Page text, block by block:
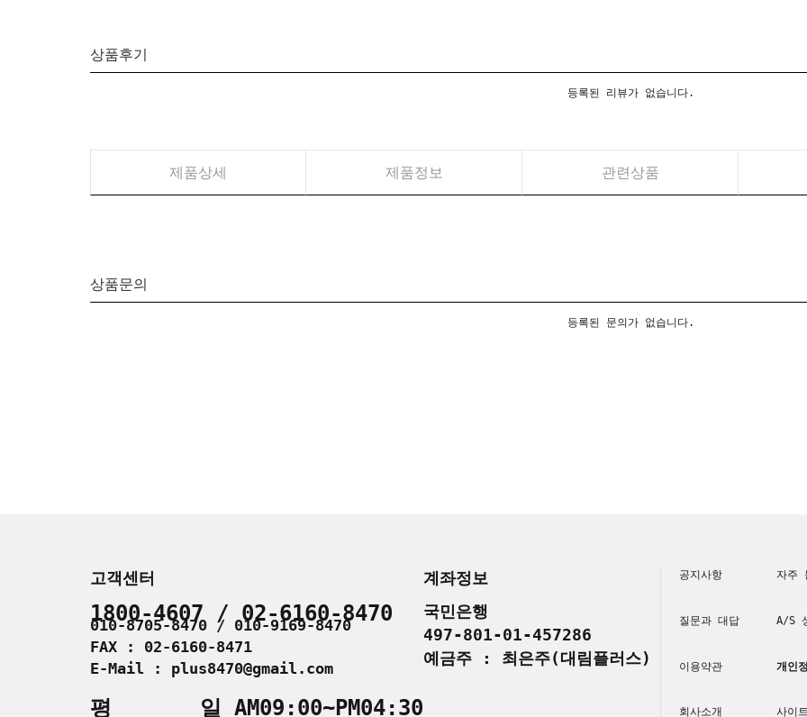
상품후기
등록된 리뷰가 없습니다.
제품상세 제품정보 관련상품
상품문의
등록된 문의가 없습니다.
고객센터
1800-4607 / 02-6160-8470
010-8705-8470 / 010-9169-8470
FAX : 02-6160-8471
E-Mail : plus8470@gmail.com
평 일 AM09:00~PM04:30
계좌정보
국민은행
497-801-01-457286
예금주 : 최은주(대림플러스)
공지사항 자주
질문과 대답 A/S
이용약관 개인
회사소개 사이